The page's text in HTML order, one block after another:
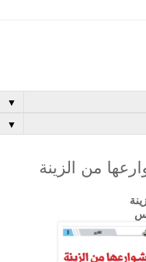
▼
▼
من الزينة